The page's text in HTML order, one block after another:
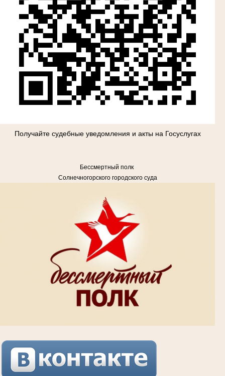
Получайте судебные уведомления и акты на Госуслугах
Бессмертный полк
Солнечногорского городского суда